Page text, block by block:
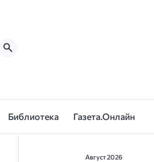
Библиотека Газета.Онлайн
Август 2026